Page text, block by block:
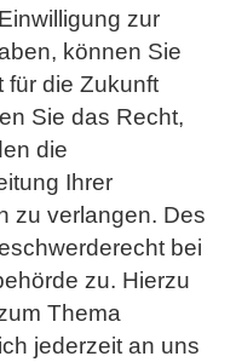
zur
können Sie
für die Zukunft
Sie das Recht,
die
Ihrer
zu verlangen. Des
bei
zu. Hierzu
Thema
jederzeit an uns